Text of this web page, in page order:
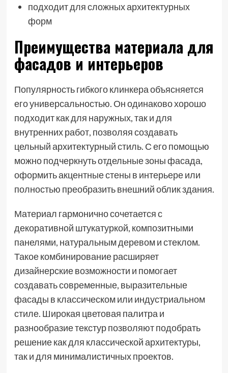
подходит для сложных архитектурных
форм
Преимущества материала для
фасадов и интерьеров
Популярность гибкого клинкера объясняется
его универсальностью. Он одинаково хорошо
подходит как для наружных, так и для
внутренних работ, позволяя создавать
цельный архитектурный стиль. С его помощью
можно подчеркнуть отдельные зоны фасада,
оформить акцентные стены в интерьере или
полностью преобразить внешний облик здания.
Материал гармонично сочетается с
декоративной штукатуркой, композитными
панелями, натуральным деревом и стеклом.
Такое комбинирование расширяет
дизайнерские возможности и помогает
создавать современные, выразительные
фасады в классическом или индустриальном
стиле. Широкая цветовая палитра и
разнообразие текстур позволяют подобрать
решение как для классической архитектуры,
так и для минималистичных проектов.